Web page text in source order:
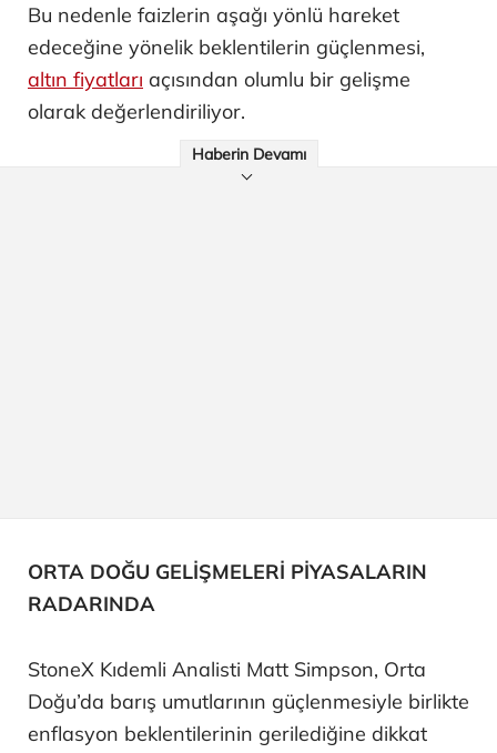
Bu nedenle faizlerin aşağı yönlü hareket
edeceğine yönelik beklentilerin güçlenmesi,
altın fiyatları açısından olumlu bir gelişme
olarak değerlendiriliyor.
Haberin Devamı
ORTA DOĞU GELİŞMELERİ PİYASALARIN
RADARINDA
StoneX Kıdemli Analisti Matt Simpson, Orta
Doğu’da barış umutlarının güçlenmesiyle birlikte
enflasyon beklentilerinin gerilediğine dikkat